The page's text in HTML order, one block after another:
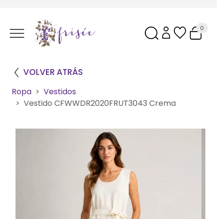
0
VOLVER ATRÁS
Ropa
Vestidos
Vestido CFWWDR2020FRUT3043 Crema